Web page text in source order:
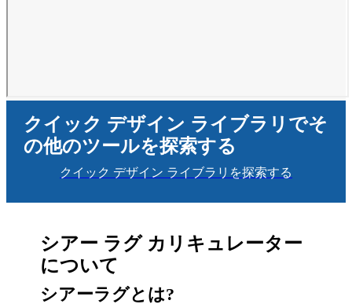
クイック デザイン ライブラリでそ
の他のツールを探索する
クイック デザイン ライブラリを探索する
シアー ラグ カリキュレーター
について
シアーラグとは?